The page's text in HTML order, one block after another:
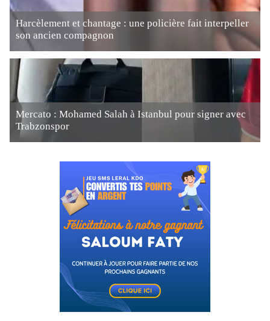
Harcèlement et chantage : une policière fait interpeller
son ancien compagnon
Mercato : Mohamed Salah à Istanbul pour signer avec
Trabzonspor